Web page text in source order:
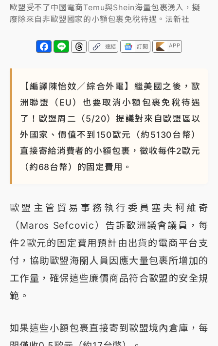
歐盟受不了中國電商Temu與Shein海量包裹湧入，擬
廢除來自非歐盟國家的小額包裹免稅待遇。法新社
連結 訂閱 APP
【編譯陳怡妏／綜合外電】繼美國之後，歐
洲聯盟（EU）也要取消小額包裹免稅待遇
了！歐盟周二（5/20）提議對來自歐盟區以
外國家、價值不到150歐元（約5130台幣）
直接寄給消費者的小額包裹，徵收每件2歐元
（約68台幣）的固定費用。
歐盟主管貿易事務執行委員塞夫柯維奇
（Maros Sefcovic）告訴歐洲議會議員，每
件2歐元的固定費用預計由出貨的電商平台支
付，協助歐盟海關人員因應大量包裹所增加的
工作量，確保這些廉價商品符合歐盟的安全規
範。
如果這些小額包裹直接寄到歐盟境內倉庫，每